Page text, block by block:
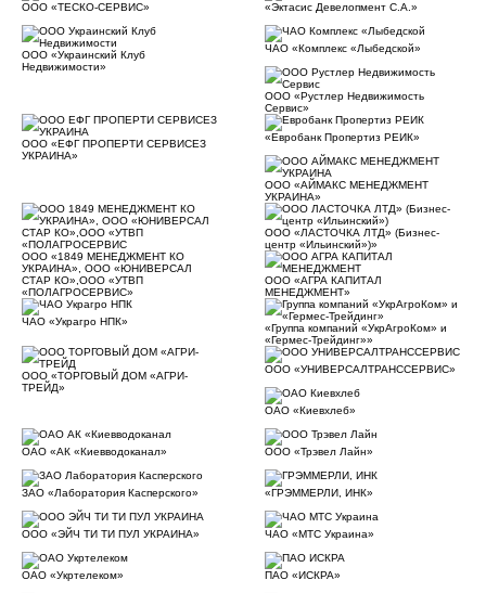
ООО «ТЕСКО-СЕРВИС» «Эктасис Девелопмент С.А.»
ООО «Украинский Клуб
Недвижимости»
ЧАО «Комплекс «Лыбедской»
ООО «Рустлер Недвижимость
Сервис»
ООО «ЕФГ ПРОПЕРТИ СЕРВИСЕЗ
УКРАИНА»
«Евробанк Пропертиз РЕИК»
ООО «АЙМАКС МЕНЕДЖМЕНТ
УКРАИНА»
ООО «1849 МЕНЕДЖМЕНТ КО
УКРАИНА», ООО «ЮНИВЕРСАЛ
СТАР КО»,ООО «УТВП
«ПОЛАГРОСЕРВИС»
ООО «ЛАСТОЧКА ЛТД» (Бизнес-
центр «Ильинский»)»
ООО «АГРА КАПИТАЛ
МЕНЕДЖМЕНТ»
ЧАО «Украгро НПК»
«Группа компаний «УкрАгроКом» и
«Гермес-Трейдинг»»
ООО «ТОРГОВЫЙ ДОМ «АГРИ-
ТРЕЙД»
ООО «УНИВЕРСАЛТРАНССЕРВИС»
ОАО «Киевхлеб»
ОАО «АК «Киевводоканал» ООО «Трэвел Лайн»
ЗАО «Лаборатория Касперского» «ГРЭММЕРЛИ, ИНК»
ООО «ЭЙЧ ТИ ТИ ПУЛ УКРАИНА» ЧАО «МТС Украина»
ОАО «Укртелеком» ПАО «ИСКРА»